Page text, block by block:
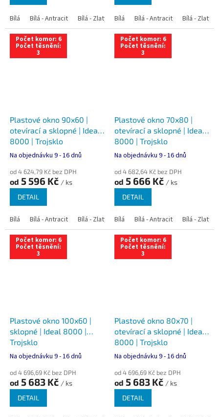
Bílá Bílá - Antracit Bílá - Zlatý dub Bílá - Tmavý dub Bílá -
Bílá Bílá - Antracit Bílá - Zlatý
Počet komor: 6
Počet těsnění:
3
Plastové okno 90x60 |
otevírací a sklopné | Ideal
8000 | Trojsklo
Na objednávku 9 - 16 dnů
od 4 624,79 Kč bez DPH
od 5 596 Kč / ks
DETAIL
Bílá Bílá - Antracit Bílá - Zlatý dub Bílá - Tmavý dub Bílá -
Počet komor: 6
Počet těsnění:
3
Plastové okno 70x80 |
otevírací a sklopné | Ideal
8000 | Trojsklo
Na objednávku 9 - 16 dnů
od 4 682,64 Kč bez DPH
od 5 666 Kč / ks
DETAIL
Bílá Bílá - Antracit Bílá - Zlatý
Počet komor: 6
Počet těsnění:
3
Plastové okno 100x60 |
sklopné | Ideal 8000 |
Trojsklo
Na objednávku 9 - 16 dnů
od 4 696,69 Kč bez DPH
od 5 683 Kč / ks
DETAIL
Počet komor: 6
Počet těsnění:
3
Plastové okno 80x70 |
otevírací a sklopné | Ideal
8000 | Trojsklo
Na objednávku 9 - 16 dnů
od 4 696,69 Kč bez DPH
od 5 683 Kč / ks
DETAIL